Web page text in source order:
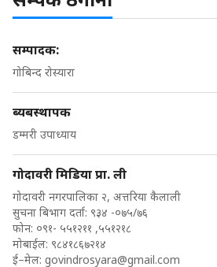
सम्पादक:
गोबिन्द रोस्यारा
ब्यबस्थापक
डम्मरी उपाध्याय
गोदावरी मिडिया प्रा. ली
गोदावरी नगरपालिका २, अत्तरिया कैलाली
सुचना बिभाग दर्ता: ९३४ -०७५/७६
फोन: ०९१- ५५१२११ ,५५१२१८
मोबाईल: ९८४१८६७२१४
ई–मेल: govindrosyara@gmail.com